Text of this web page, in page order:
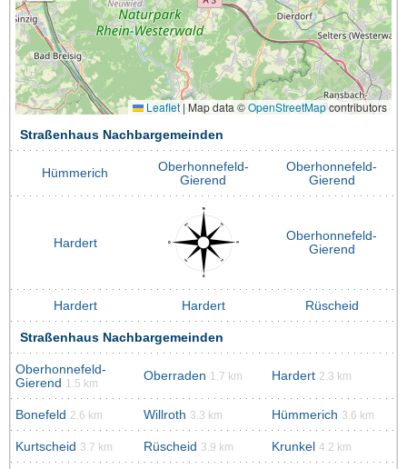
Leaflet| Map data ©OpenStreetMapcontributors
Straßenhaus Nachbargemeinden
Hümmerich
Oberhonnefeld-
Gierend
Oberhonnefeld-
Gierend
Hardert
Oberhonnefeld-
Gierend
Hardert Hardert Rüscheid
Straßenhaus Nachbargemeinden
Oberhonnefeld-
Gierend 1.5 km
Oberraden 1.7 km Hardert 2.3 km
Bonefeld 2.6 km Willroth 3.3 km Hümmerich 3.6 km
Kurtscheid 3.7 km Rüscheid 3.9 km Krunkel 4.2 km